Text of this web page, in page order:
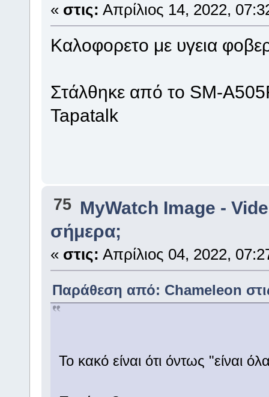
« στις: Απρίλιος 14, 2022,
Καλοφορετο με υγεια
Στάλθηκε από το SM-
Tapatalk
75 MyWatch Ιmage -
σήμερα;
« στις: Απρίλιος 04, 2022,
Παράθεση από: Chameleon
To κακό είναι ότι όντως "είναι